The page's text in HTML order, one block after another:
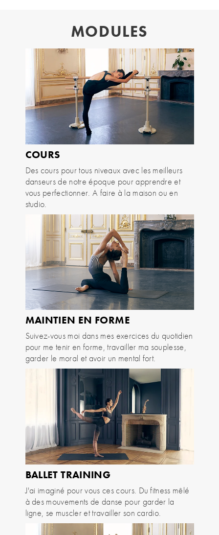
MODULES
COURS
Des cours pour tous niveaux avec les meilleurs
danseurs de notre époque pour apprendre et
vous perfectionner. A faire à la maison ou en
studio.
MAINTIEN EN FORME
Suivez-vous moi dans mes exercices du quotidien
pour me tenir en forme, travailler ma souplesse,
garder le moral et avoir un mental fort.
BALLET TRAINING
J'ai imaginé pour vous ces cours. Du fitness mêlé
à des mouvements de danse pour garder la
ligne, se muscler et travailler son cardio.